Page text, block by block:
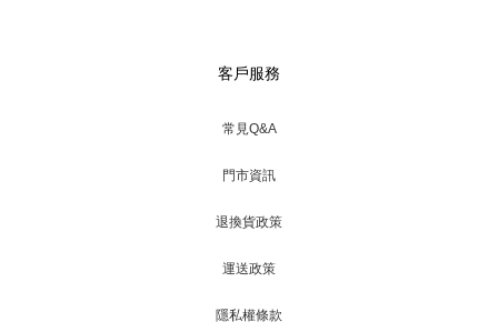
客戶服務
常見Q&A
門市資訊
退換貨政策
運送政策
隱私權條款